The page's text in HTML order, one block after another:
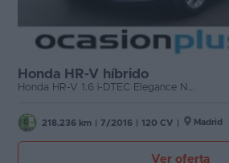
Honda HR-V híbrido
Honda HR-V 1.6 i-DTEC Elegance Navi (120 CV)
218.236 km 7/2016 120 CV Madrid
Ver oferta